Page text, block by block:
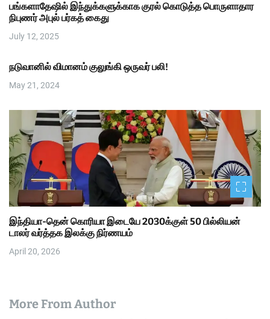
பங்களாதேஷில் இந்துக்களுக்காக குரல் கொடுத்த பொருளாதார
நிபுணர் அபுல் பர்கத் கைது
July 12, 2025
நடுவானில் விமானம் குலுங்கி ஒருவர் பலி!
May 21, 2024
இந்தியா-தென் கொரியா இடையே 2030க்குள் 50 பில்லியன்
டாலர் வர்த்தக இலக்கு நிர்ணயம்
April 20, 2026
More From Author